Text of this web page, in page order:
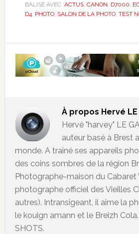
BALISÉ AVEC :ACTUS, CANON D7000
D4 PHOTO, SALON DE LA PHOTO, TEST
À propos Hervé
Hervé "harvey" LE
auteur basé à Brest
monde. A trainé ses appareils
des coins sombres de la région
Photographe-maison du Cabaret
photographe officiel des Vieilles
autres). Intransigeant, il aime la
le kouign amann et le Breizh
SHOTS.